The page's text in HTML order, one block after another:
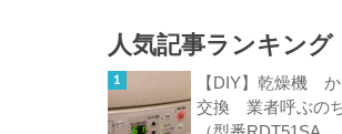
人気記事ランキング
【DIY】乾燥機
交換 業者呼ぶの